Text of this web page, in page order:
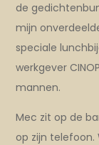
de
mijn
speciale
werkgever
mannen.
Mec zit op de
op zijn telefoon.